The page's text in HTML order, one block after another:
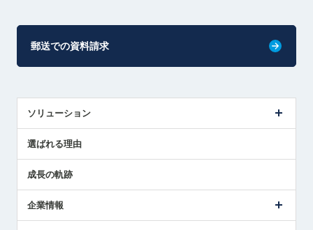
郵送での資料請求
ソリューション
解決策提案
選ばれる理由
成長の軌跡
企業情報